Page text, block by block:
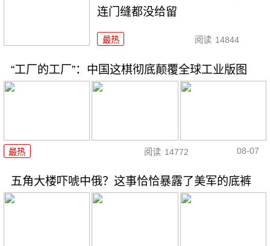
连门缝都没给留
最热 阅读 14844
“工厂的工厂”：中国这棋彻底颠覆全球工业版图
最热 阅读 14772 08-07
五角大楼吓唬中俄？这事恰恰暴露了美军的底裤